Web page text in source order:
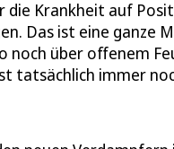
die Krankheit auf
Das ist eine ganze
noch über offenem
tatsächlich immer